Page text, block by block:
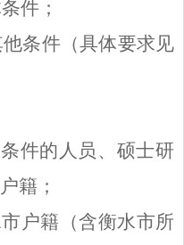
件；
条件（具体要求见
件的人员、硕士研
籍；
户籍（含衡水市所